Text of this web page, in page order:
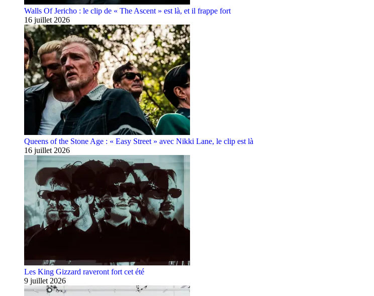
Walls Of Jericho : le clip de « The Ascent » est là, et il frappe fort
16 juillet 2026
Queens of the Stone Age : « Easy Street » avec Nikki Lane, le clip est là
16 juillet 2026
Les King Gizzard raveront fort cet été
9 juillet 2026